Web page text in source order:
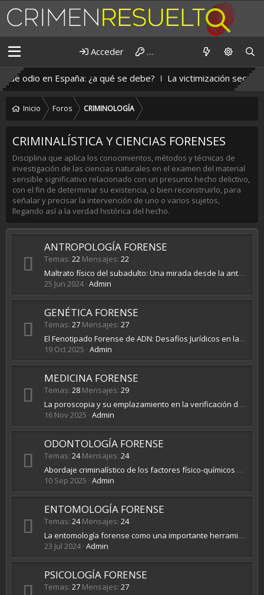
Acceder Registrarse
odio en España: ¿a qué se debe? La victimización
Inicio Foros CRIMINOLOGÍA
CRIMINALÍSTICA Y CIENCIAS FORENSES
Disciplina que aplica los conocimientos, métodos y técnicas de
investigación de las ciencias naturales en el examen del material
sensible significativo relacionado con un presunto hecho delictivo,
con el fin de determinar su existencia, o bien reconstruirlo, para
señalar y precisar la intervención de uno o varios sujetos,
llegando así a la verdad histórica del hecho.
ANTROPOLOGÍA FORENSE
Temas 22 Mensajes 22
Maltrato físico del subadulto: Una mirada desde la antropología forense
25 Jun 2024 Admin
GENÉTICA FORENSE
Temas 27 Mensajes 27
El Fenotipado Forense de ADN: Desafíos Jurídicos en la Investigación Criminal ysu Aplicación en Europa
19 Oct 2025 Admin
MEDICINA FORENSE
Temas 28 Mensajes 29
La poroscopia y su emplazamiento en la verificación de identidad
16 Nov 2025 Admin
ODONTOLOGÍA FORENSE
Temas 24 Mensajes 24
Abordaje criminalístico de los factores físico-químicos asociados a fumadores y su influencia para la identificación a través de las huellas labiales
10 Sep 2025 Admin
ENTOMOLOGÍA FORENSE
Temas 24 Mensajes 24
La entomología forense como una importante herramienta para la resolución de casos criminales
23 Jul 2024 Admin
PSICOLOGÍA FORENSE
Temas 27 Mensajes 27